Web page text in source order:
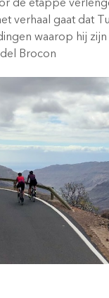
de etappe
verhaal gaat dat
waarop hij
del Brocon